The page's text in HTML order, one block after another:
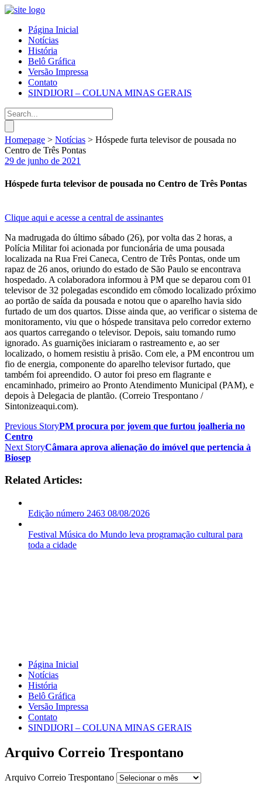
Página Inicial
Notícias
História
Belô Gráfica
Versão Impressa
Contato
SINDIJORI – COLUNA MINAS GERAIS
Homepage > Notícias > Hóspede furta televisor de pousada no
Centro de Três Pontas
29 de junho de 2021
Hóspede furta televisor de pousada no Centro de Três Pontas
Clique aqui e acesse a central de assinantes
Na madrugada do último sábado (26), por volta das 2 horas, a
Polícia Militar foi acionada por funcionária de uma pousada
localizada na Rua Frei Caneca, Centro de Três Pontas, onde um
rapaz de 26 anos, oriundo do estado de São Paulo se encontrava
hospedado. A colaboradora informou à PM que se deparou com 01
televisor de 32 polegadas escondido em cômodo localizado próximo
ao portão de saída da pousada e notou que o aparelho havia sido
furtado de um dos quartos. Disse ainda que, ao verificar o sistema de
monitoramento, viu que o hóspede transitava pelo corredor externo
aos quartos carregando o televisor. Depois, saiu tomando rumo
ignorado. As guarnições iniciaram o rastreamento e, ao ser
localizado, o homem resistiu à prisão. Com ele, a PM encontrou um
fio de energia, componente do aparelho televisor furtado, que
também foi apreendido. O autor foi preso em flagrante e
encaminhado, primeiro ao Pronto Atendimento Municipal (PAM), e
depois à Delegacia de plantão. (Correio Trespontano /
Sintonizeaqui.com).
Previous StoryPM procura por jovem que furtou joalheria no
Centro
Next StoryCâmara aprova alienação do imóvel que pertencia à
Biosep
Related Articles:
Edição número 2463 08/08/2026
Festival Música do Mundo leva programação cultural para
toda a cidade
Página Inicial
Notícias
História
Belô Gráfica
Versão Impressa
Contato
SINDIJORI – COLUNA MINAS GERAIS
Arquivo Correio Trespontano
Arquivo Correio Trespontano